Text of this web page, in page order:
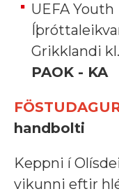
UEFA
Grikklandi kl.
PAOK - KA
handbolti
Keppni í
vikunni eftir